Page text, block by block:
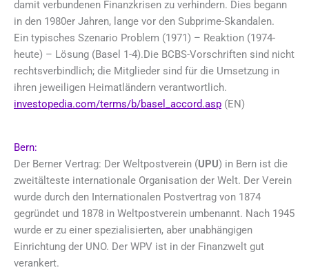
damit verbundenen Finanzkrisen zu verhindern. Dies begann
in den 1980er Jahren, lange vor den Subprime-Skandalen.
Ein typisches Szenario Problem (1971) – Reaktion (1974-
heute) – Lösung (Basel 1-4).Die BCBS-Vorschriften sind nicht
rechtsverbindlich; die Mitglieder sind für die Umsetzung in
ihren jeweiligen Heimatländern verantwortlich.
investopedia.com/terms/b/basel_accord.asp (EN)
Bern:
Der Berner Vertrag: Der Weltpostverein (UPU) in Bern ist die
zweitälteste internationale Organisation der Welt. Der Verein
wurde durch den Internationalen Postvertrag von 1874
gegründet und 1878 in Weltpostverein umbenannt. Nach 1945
wurde er zu einer spezialisierten, aber unabhängigen
Einrichtung der UNO. Der WPV ist in der Finanzwelt gut
verankert.